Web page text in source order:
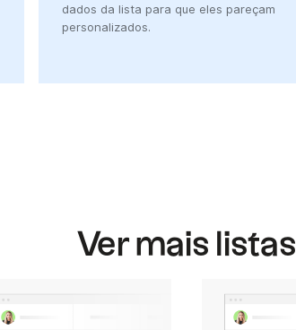
dados da lista para que eles pareçam
personalizados.
Ver mais listas